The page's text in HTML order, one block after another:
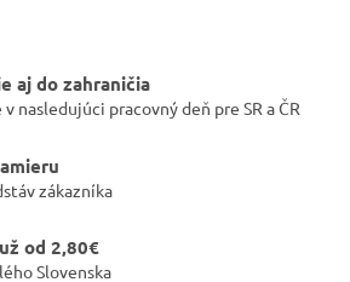
aj do zahraničia
nasledujúci pracovný deň pre SR a ČR
zákazníka
od 2,80€
Slovenska